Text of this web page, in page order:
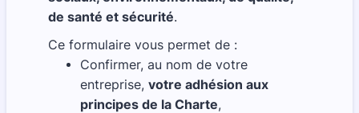
de santé et sécurité.
Ce formulaire vous permet de :
Confirmer, au nom de votre
entreprise, votre adhésion aux
principes de la Charte,